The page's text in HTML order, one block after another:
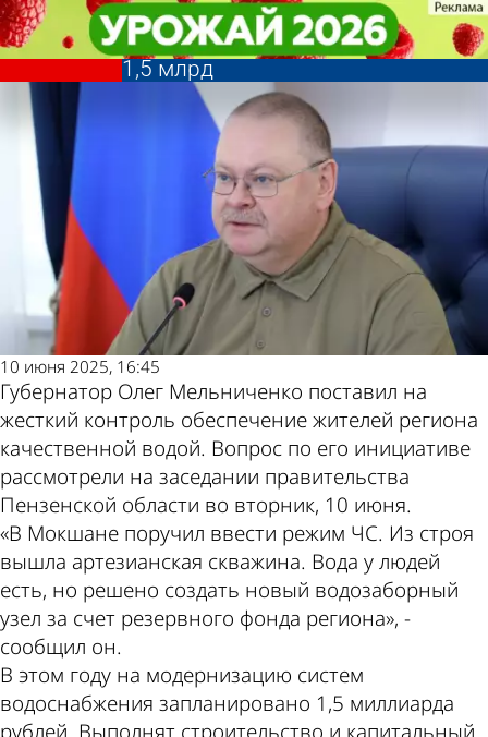
Губернатор: На модернизацию
систем водоснабжения направят
1,5 млрд
Общество
10 июня 2025, 16:45
Губернатор Олег Мельниченко поставил на
жесткий контроль обеспечение жителей региона
качественной водой. Вопрос по его инициативе
рассмотрели на заседании правительства
Пензенской области во вторник, 10 июня.
«В Мокшане поручил ввести режим ЧС. Из строя
вышла артезианская скважина. Вода у людей
есть, но решено создать новый водозаборный
узел за счет резервного фонда региона», -
сообщил он.
В этом году на модернизацию систем
водоснабжения запланировано 1,5 миллиарда
Губернатор: На модернизацию
систем водоснабжения направят
1,5 млрд
Общество
Другие новости
по теме
Погода и курсы
валют в Пензе